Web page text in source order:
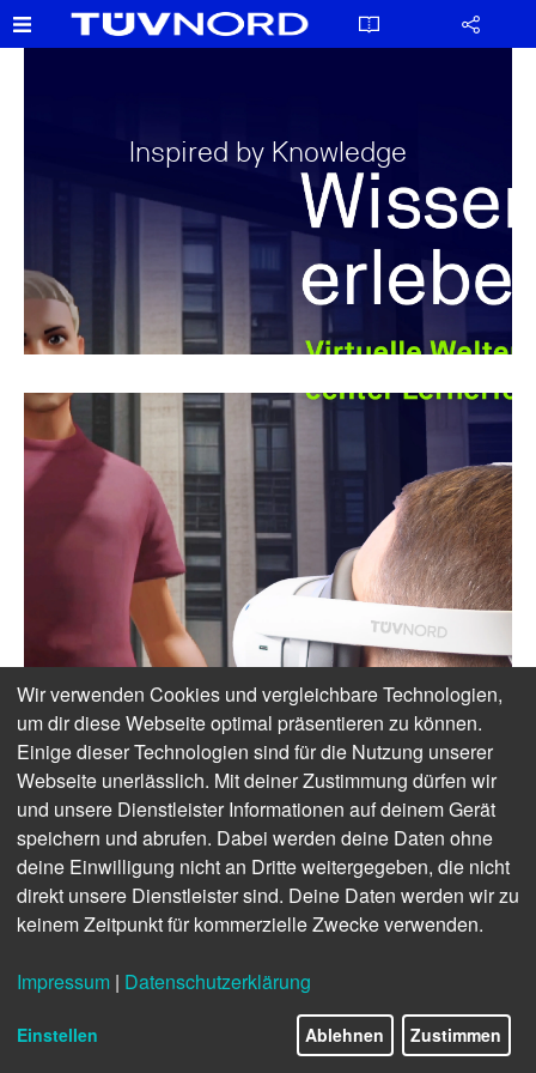
Inspired by Knowledge
Wir verwenden Cookies und vergleichbare Technologien,
um dir diese Webseite optimal präsentieren zu können.
Einige dieser Technologien sind für die Nutzung unserer
Webseite unerlässlich. Mit deiner Zustimmung dürfen wir
und unsere Dienstleister Informationen auf deinem Gerät
speichern und abrufen. Dabei werden deine Daten ohne
deine Einwilligung nicht an Dritte weitergegeben, die nicht
direkt unsere Dienstleister sind. Deine Daten werden wir zu
keinem Zeitpunkt für kommerzielle Zwecke verwenden.
Impressum | Datenschutzerklärung
Einstellen Ablehnen Zustimmen